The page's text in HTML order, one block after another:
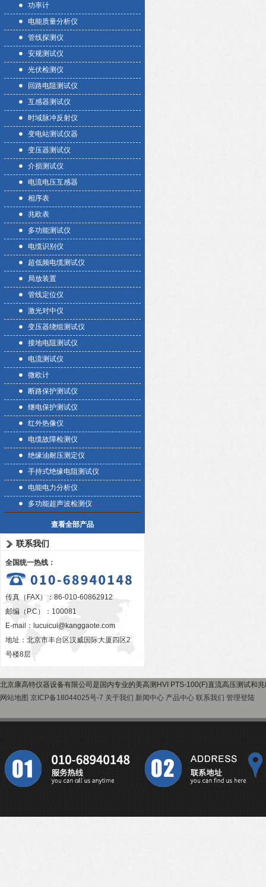
功率计
电能质量分析仪
管线探测仪
安规测试仪
光伏检测仪
回路电阻测试仪
互感器测试仪
时域脉冲反射仪
变电站测试仪器
变压器测试仪
介损测试仪
电流电压互感器
相序表
兆欧表
多功能测试仪
电缆识别仪
超低频电缆测试仪
局放装置
管线定位仪
激光对中仪
变压器绕组测试仪
接地电阻测试仪
电流测试仪
微欧计
断路保护测试仪
继电保护测试仪
红外热像仪
电缆故障检测仪
绝缘油耐压测定仪
手持式绝缘电阻测试仪
电能电力分析仪
多功能超声波检测仪
查看全部产品
联系我们
全国统一热线：
传真（FAX）：86-010-60862912
邮编（P.C）：100081
E-mail： lucuicui@kanggaote.com
地址：北京市丰台区汉威国际大厦四区2
号楼8层
北京康高特仪器设备有限公司是国内专业的美高测HVI PTS-100(F)直流高压测试和
网站地图 京ICP备18044025号-7 关于我们 新闻中心 产品中心 联系我们 管理登陆